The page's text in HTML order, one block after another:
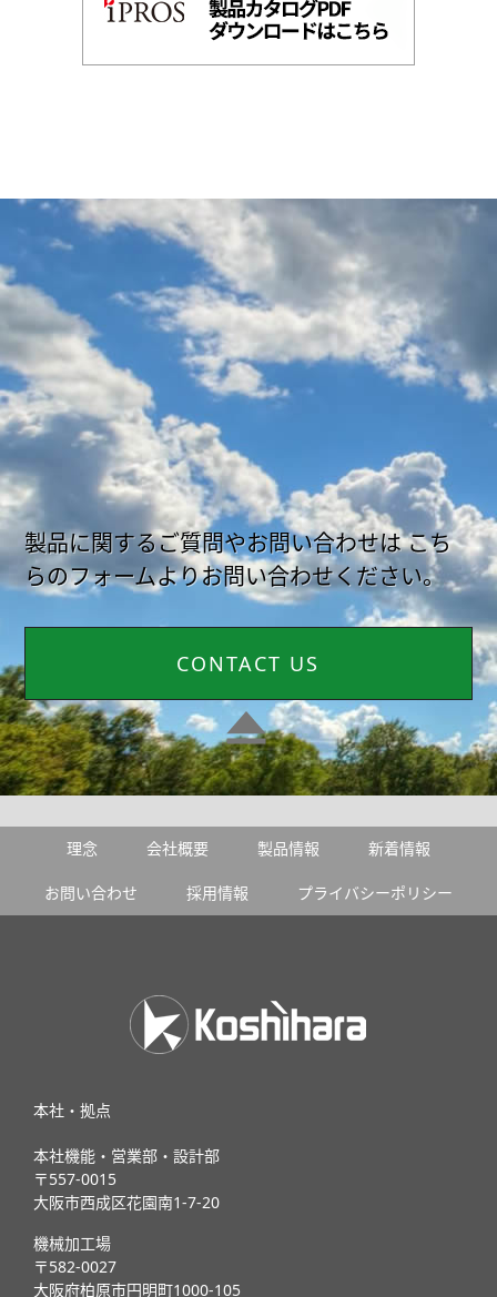
製品に関するご質問やお問い合わせはこち
らのフォームよりお問い合わせください。
CONTACT US
理念 会社概要 製品情報 新着情報
お問い合わせ 採用情報 プライバシーポリシー
本社・拠点
本社機能・営業部・設計部
〒557-0015
大阪市西成区花園南1-7-20
機械加工場
〒582-0027
大阪府柏原市円明町1000-105